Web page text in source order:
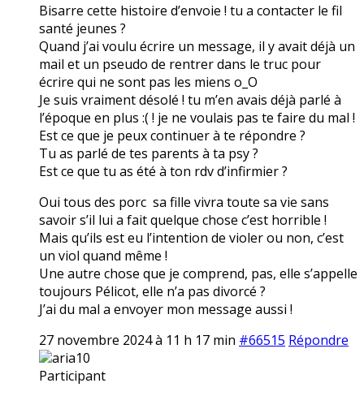
Bisarre cette histoire d’envoie ! tu a contacter le fil
santé jeunes ?
Quand j’ai voulu écrire un message, il y avait déjà un
mail et un pseudo de rentrer dans le truc pour
écrire qui ne sont pas les miens o_O
Je suis vraiment désolé ! tu m’en avais déjà parlé à
l’époque en plus :( ! je ne voulais pas te faire du mal !
Est ce que je peux continuer à te répondre ?
Tu as parlé de tes parents à ta psy ?
Est ce que tu as été à ton rdv d’infirmier ?
Oui tous des porc sa fille vivra toute sa vie sans
savoir s’il lui a fait quelque chose c’est horrible !
Mais qu’ils est eu l’intention de violer ou non, c’est
un viol quand même !
Une autre chose que je comprend, pas, elle s’appelle
toujours Pélicot, elle n’a pas divorcé ?
J’ai du mal a envoyer mon message aussi !
27 novembre 2024 à 11 h 17 min #66515 Répondre
aria10
Participant